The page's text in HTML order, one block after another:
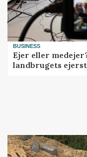
BUSINESS
Ejer eller
landbrugets